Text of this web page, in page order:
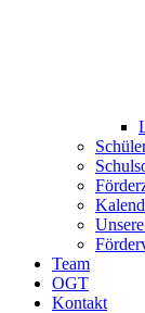
Team
OGT
Kontakt